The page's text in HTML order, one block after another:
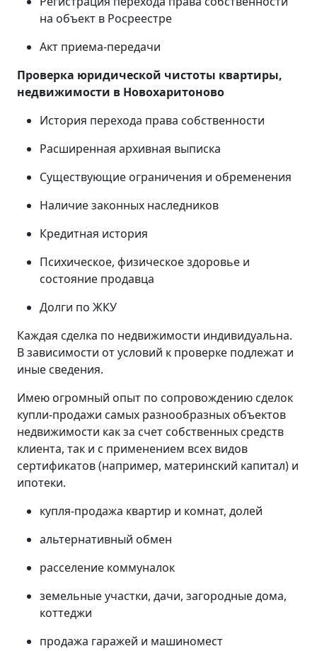
на объект в Росреестре
Акт приема-передачи
Проверка юридической чистоты квартиры,
недвижимости в Новохаритоново
История перехода права собственности
Расширенная архивная выписка
Существующие ограничения и обременения
Наличие законных наследников
Кредитная история
Психическое, физическое здоровье и
состояние продавца
Долги по ЖКУ
Каждая сделка по недвижимости индивидуальна.
В зависимости от условий к проверке подлежат и
иные сведения.
Имею огромный опыт по сопровождению сделок
купли-продажи самых разнообразных объектов
недвижимости как за счет собственных средств
клиента, так и с применением всех видов
сертификатов (например, материнский капитал) и
ипотеки.
купля-продажа квартир и комнат, долей
альтернативный обмен
расселение коммуналок
земельные участки, дачи, загородные дома,
коттеджи
продажа гаражей и машиномест